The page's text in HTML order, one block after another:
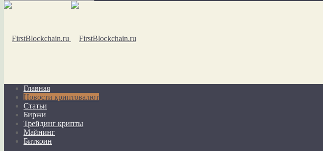
Главная
Новости криптовалют
Статьи
Биржи
Трейдинг крипты
Майнинг
Биткоин